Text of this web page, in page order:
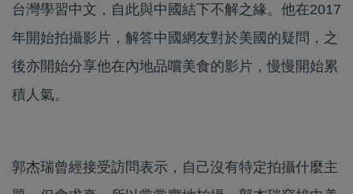
台灣學習中文，自此與中國結下不解之緣。他在2017
年開始拍攝影片，解答中國網友對於美國的疑問，之
後亦開始分享他在內地品嚐美食的影片，慢慢開始累
積人氣。
郭杰瑞曾經接受訪問表示，自己沒有特定拍攝什麼主